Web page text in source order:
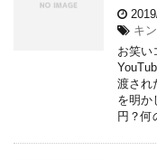
キ
お笑い
渡され
を明
円？何